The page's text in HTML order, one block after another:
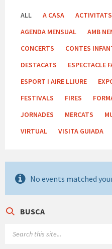
ALL A CASA
AGENDA MENSUAL
AMB
CONCERTS
CONTES
DESTACATS
ESPECTACLE
ESPORT I AIRE LLIURE
FESTIVALS
FIRES
JORNADES
MERCATS
VIRTUAL
VISITA GUIADA
No events matched
BUSCA